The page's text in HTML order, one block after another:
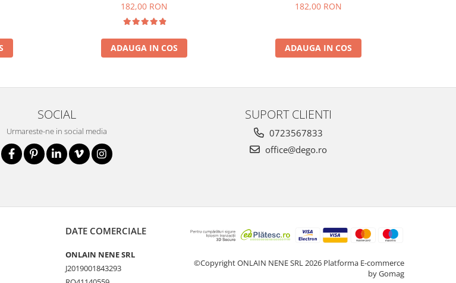
182,00 RON
ADAUGA IN COS
182,00 RON
ADAUGA IN COS
SOCIAL
Urmareste-ne in social media
SUPORT CLIENTI
0723567833
office@dego.ro
DATE COMERCIALE
ONLAIN NENE SRL
J2019001843293
©Copyright ONLAIN NENE SRL 2026 Platforma E-commerce
by Gomag